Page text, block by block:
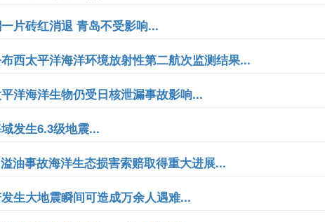
片砖红消退 青岛不受影响...
西太平洋海洋环境放射性第二航次监测结果...
洋海洋生物仍受日核泄漏事故影响...
发生6.3级地震...
油事故海洋生态损害索赔取得重大进展...
生大地震瞬间可造成万余人遇难...